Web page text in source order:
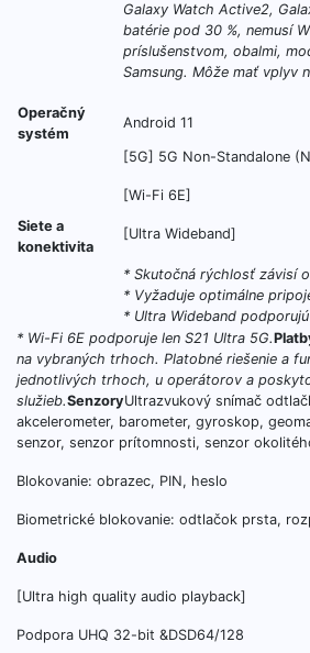
Galaxy Watch Active2,
batérie pod 30 %, nemusí
príslušenstvom, obalmi,
Samsung. Môže mať vplyv
Operačný
systém
Android 11
Siete a
konektivita
[5G] 5G Non-Standalone
[Wi-Fi 6E]
[Ultra Wideband]
* Skutočná rýchlosť závisí
* Vyžaduje optimálne
* Ultra Wideband
* Wi-Fi 6E podporuje len S21 Ultra 5G.
na vybraných trhoch. Platobné riešenie a
jednotlivých trhoch, u operátorov a
služieb.SenzoryUltrazvukový snímač
akcelerometer, barometer, gyroskop,
senzor, senzor prítomnosti, senzor
Blokovanie: obrazec, PIN, heslo
Biometrické blokovanie: odtlačok prsta,
Audio
[Ultra high quality audio playback]
Podpora UHQ 32-bit &DSD64/128